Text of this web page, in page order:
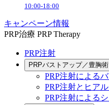
10:00-18:00
キャンペーン情報
PRP治療 PRP Therapy
PRP注射
PRPバストアップ／豊胸術
PRP注射による
PRP注射とヒア
PRP注射による